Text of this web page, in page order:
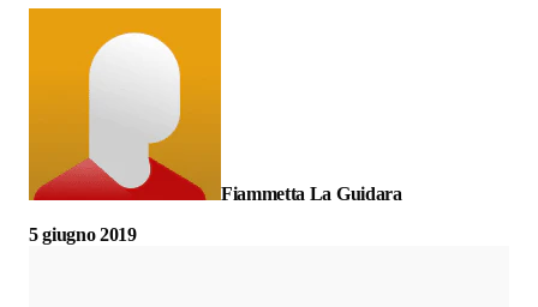
Fiammetta La Guidara
5 giugno 2019